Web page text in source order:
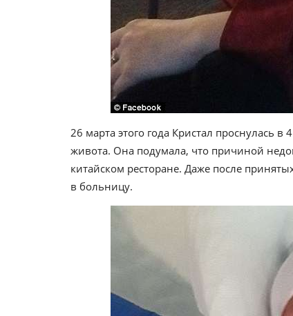
26 марта этого года Кристал проснулась
живота. Она подумала, что причиной
китайском ресторане. Даже после
в больницу.